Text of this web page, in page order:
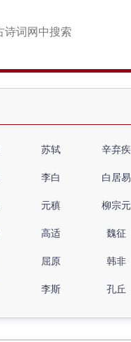
苏轼 辛弃疾
李白 白居易
元稹 柳宗元
高适 魏征
屈原 韩非
李斯 孔丘